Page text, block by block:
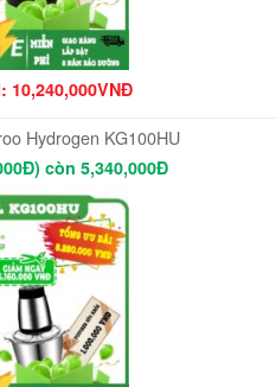
10,240,000VNĐ
Hydrogen KG100HU
còn 5,340,000Đ